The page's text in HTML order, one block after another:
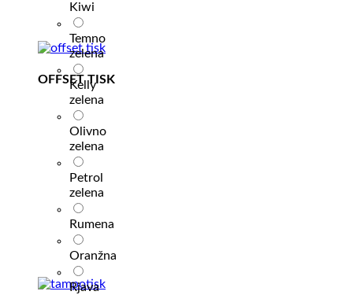
OFFSET TISK
Kiwi
Temno
zelena
Kelly
zelena
Olivno
zelena
Petrol
zelena
Rumena
Oranžna
Rjava